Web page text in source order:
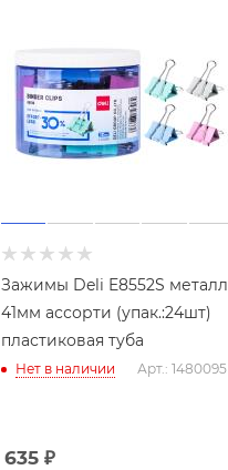
Зажимы Deli E8552S металл
41мм ассорти (упак.:24шт)
пластиковая туба
Нет в наличии Арт.: 1480095
635₽